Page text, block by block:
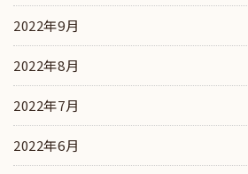
2022年9月
2022年8月
2022年7月
2022年6月